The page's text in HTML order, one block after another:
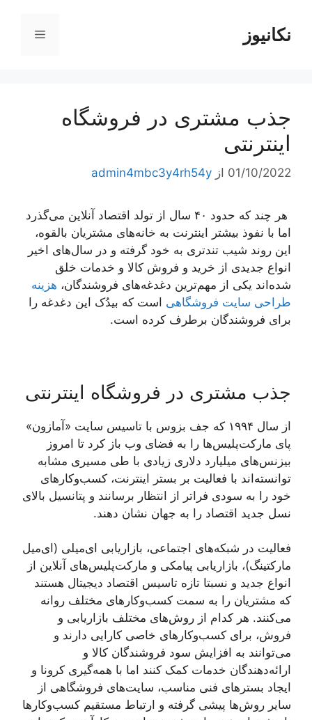
محتوانکانیوز فهرست
جذب مشتری در فروشگاه
اینترنتی
01/10/2022 از admin4mbc3y4rh54y
هر چند که حدود ۴۰ سال از تولد اقتصاد آنلاین می‌گذرد
اما با نفوذ بیشتر اینترنت به خانه‌های مشتریان بالقوه،
این روند شیب تندتری به خود گرفته و در سال‌های اخیر
انواع جدیدی از خرید و فروش کالا و خدمات خلق
شده‌اند یکی از مهم‌ترین دغدغه‌های فروشندگان، هزینه
طراحی سایت فروشگاهی است که بیدُک این دغدغه را
برای فروشندگان برطرف کرده است.
جذب مشتری در فروشگاه اینترنتی
از سال ۱۹۹۴ که جف بزوس با تاسیس سایت «آمازون»
پای مارکت‌پلیس‌ها را به فضای وب باز کرد تا امروز
بیزنس‌های میلیارد دلاری زیادی با طی مسیری مشابه
توانسته‌اند با فعالیت بر بستر اینترنت، کسب‌وکارهای
خود را به سودی فراتر از انتظار برسانند و پتانسیل بالای
نسل جدید اقتصاد را به جهان نشان دهند.
فعالیت در شبکه‌های اجتماعی، بازاریابی ای‌میلی (ای‌میل
مارکتینگ)، بازاریابی پیامکی و مارکت‌پلیس‌های آنلاین از
انواع جدید و نسبتا تازه تاسیس اقتصاد دیجیتال هستند
که مشتریان را به سمت کسب‌وکارهای مختلف روانه
می‌کنند. هر کدام از روش‌های مختلف بازاریابی و
فروش، برای کسب‌وکارهای خاصی کارایی دارند و
می‌توانند به افزایش سود فروشندگان کالا و
ارائه‌دهندگان خدمات کمک کنند اما با همه‌گیری کرونا و
ایجاد بسترهای فنی مناسب، سایت‌های فروشگاهی از
سایر روش‌ها پیشی گرفته و ارتباط مستقیم کسب‌وکارها